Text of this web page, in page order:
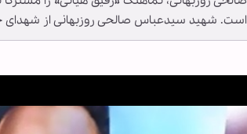
است. شهید سیدعباس صالحی روزبهانی از شهدای